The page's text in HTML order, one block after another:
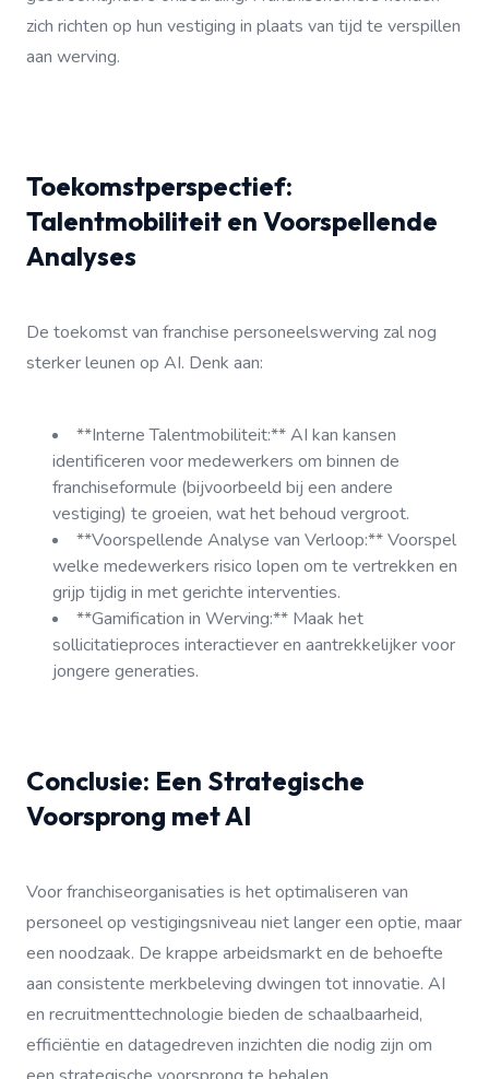
zich richten op hun vestiging in plaats van tijd te verspillen
aan werving.
Toekomstperspectief:
Talentmobiliteit en Voorspellende
Analyses
De toekomst van franchise personeelswerving zal nog
sterker leunen op AI. Denk aan:
**Interne Talentmobiliteit:** AI kan kansen
identificeren voor medewerkers om binnen de
franchiseformule (bijvoorbeeld bij een andere
vestiging) te groeien, wat het behoud vergroot.
**Voorspellende Analyse van Verloop:** Voorspel
welke medewerkers risico lopen om te vertrekken en
grijp tijdig in met gerichte interventies.
**Gamification in Werving:** Maak het
sollicitatieproces interactiever en aantrekkelijker voor
jongere generaties.
Conclusie: Een Strategische
Voorsprong met AI
Voor franchiseorganisaties is het optimaliseren van
personeel op vestigingsniveau niet langer een optie, maar
een noodzaak. De krappe arbeidsmarkt en de behoefte
aan consistente merkbeleving dwingen tot innovatie. AI
en recruitmenttechnologie bieden de schaalbaarheid,
efficiëntie en datagedreven inzichten die nodig zijn om